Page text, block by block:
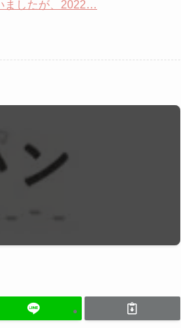
ましたが、2022…